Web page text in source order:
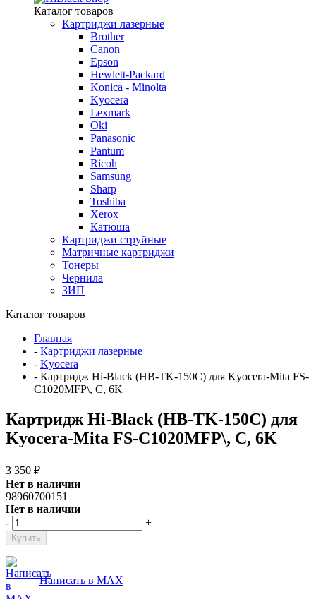
Каталог товаров
Картриджи лазерные
Brother
Canon
Epson
Hewlett-Packard
Konica - Minolta
Kyocera
Lexmark
Oki
Panasonic
Pantum
Ricoh
Samsung
Sharp
Toshiba
Xerox
Катюша
Картриджи струйные
Матричные картриджи
Тонеры
Чернила
ЗИП
Каталог товаров
Главная
- Картриджи лазерные
- Kyocera
- Картридж Hi-Black (HB-TK-150C) для Kyocera-Mita FS-
C1020MFP\, C, 6K
Картридж Hi-Black (HB-TK-150C) для
Kyocera-Mita FS-C1020MFP\, C, 6K
3 350 ₽
Нет в наличии
98960700151
Нет в наличии
-
+
Написать в MAX